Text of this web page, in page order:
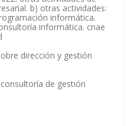
b) otras actividades:
informática.
informática. cnae
dirección y gestión
de gestión